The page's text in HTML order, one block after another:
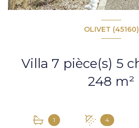
OLIVET (45160)
Villa 7 pièce(s) 5 chambre(s)
248 m²
1 4